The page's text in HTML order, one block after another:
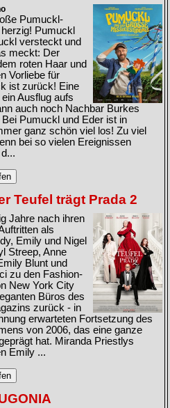
Pumuckl-
Pumuckl
versteckt und
meckt: Der
roten Haar und
Vorliebe für
ist zurück! Eine
Ausflug aufs
auch noch Nachbar Burkes
Pumuckl und Eder ist in
ganz schön viel los! Zu viel
bei so vielen Ereignissen
Teufel trägt Prada 2
Jahre nach ihren
als
Emily und Nigel
Streep, Anne
Blunt und
zu den Fashion-
New York City
Büros des
zurück - in
erwarteten Fortsetzung des
von 2006, das eine ganze
hat. Miranda Priestlys
Emily ...